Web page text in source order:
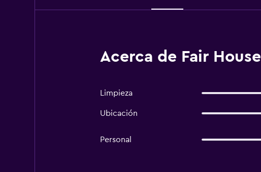
Acerca de Fair
Limpieza
Ubicación
Personal